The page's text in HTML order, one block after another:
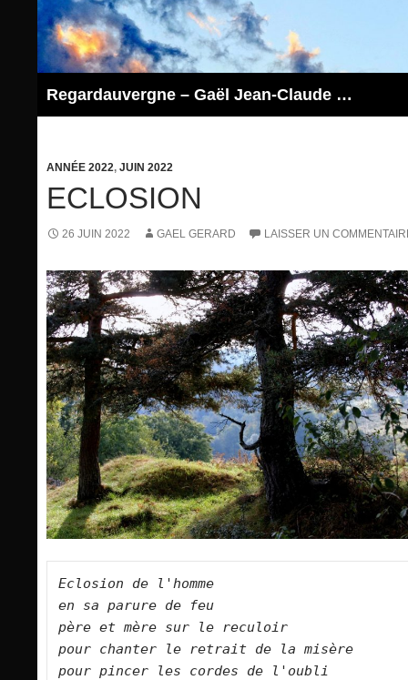
contenu
Regardauvergne – Gaël Jean-Claude GERARD
ANNÉE 2022, JUIN 2022
ECLOSION
26 JUIN 2022 GAEL GERARD LAISSER UN
Eclosion de l'homme
en sa parure de feu
père et mère sur le reculoir
pour chanter le retrait de la misère
pour pincer les cordes de l'oubli